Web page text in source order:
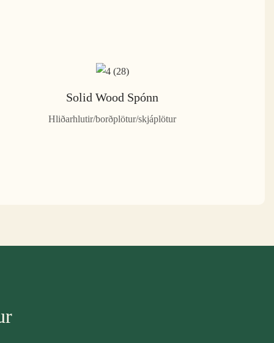
Solid Wood Spónn
Hliðarhlutir/borðplötur/skjáplötur